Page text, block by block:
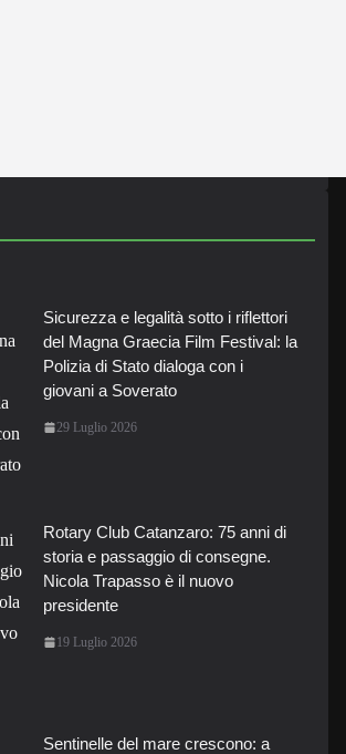
Sicurezza e legalità sotto i riflettori
del Magna Graecia Film Festival: la
Polizia di Stato dialoga con i
giovani a Soverato
29 Luglio 2026
Rotary Club Catanzaro: 75 anni di
storia e passaggio di consegne.
Nicola Trapasso è il nuovo
presidente
19 Luglio 2026
Sentinelle del mare crescono: a